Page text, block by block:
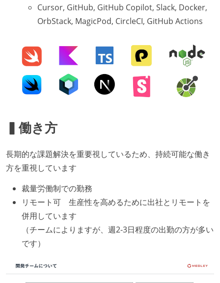
Cursor, GitHub, GitHub Copilot, Slack, Docker,
OrbStack, MagicPod, CircleCI, GitHub Actions
▍働き方
長期的な課題解決を重要視しているため、持続可能な働き
方を重視しています
裁量労働制での勤務
リモート可 生産性を高めるために出社とリモートを
併用しています
（チームによりますが、週2-3日程度の出勤の方が多い
です）